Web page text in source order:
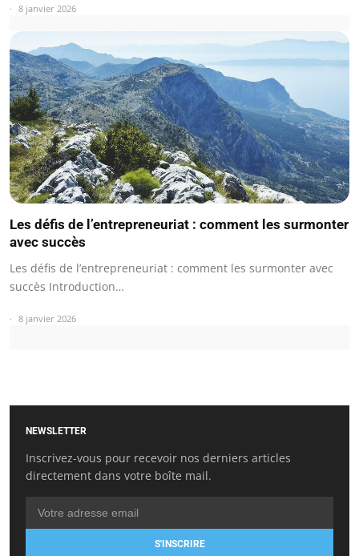
8 janvier 2026
Les défis de l’entrepreneuriat : comment les surmonter
avec succès
Les défis de l’entrepreneuriat : comment les surmonter avec
succès Introduction…
8 janvier 2026
NEWSLETTER
Inscrivez-vous pour recevoir nos derniers articles
directement dans votre boîte mail.
S'INSCRIRE